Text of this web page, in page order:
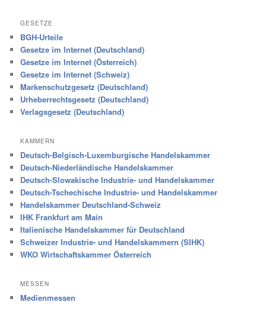
GESETZE
BGH-Urteile
Gesetze im Internet (Deutschland)
Gesetze im Internet (Österreich)
Gesetze im Internet (Schweiz)
Markenschutzgesetz (Deutschland)
Urheberrechtsgesetz (Deutschland)
Verlagsgesetz (Deutschland)
KAMMERN
Deutsch-Belgisch-Luxemburgische Handelskammer
Deutsch-Niederländische Handelskammer
Deutsch-Slowakische Industrie- und Handelskammer
Deutsch-Tschechische Industrie- und Handelskammer
Handelskammer Deutschland-Schweiz
IHK Frankfurt am Main
Italienische Handelskammer für Deutschland
Schweizer Industrie- und Handelskammern (SIHK)
WKO Wirtschaftskammer Österreich
MESSEN
Medienmessen